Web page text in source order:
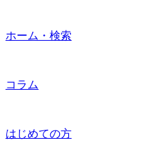
ホーム・検索
コラム
はじめての方